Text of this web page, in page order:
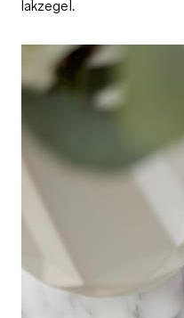
lakzegel.